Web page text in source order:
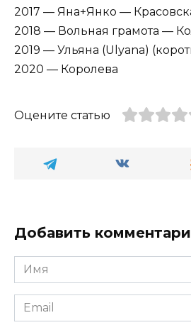
2017 — Яна+Янко —
2018 — Вольная грамота —
2019 — Ульяна (Ulyana)
2020 — Королева
Оцените статью
Добавить
Имя
*
Email
*